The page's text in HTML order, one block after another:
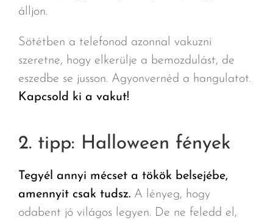
álljon.
Sötétben a telefonod azonnal vakuzni
szeretne, hogy elkerülje a bemozdulást, de
eszedbe se jusson. Agyonvernéd a hangulatot.
Kapcsold ki a vakut!
2. tipp: Halloween fények
Tegyél annyi mécset a tökök belsejébe,
amennyit csak tudsz.A lényeg, hogy
odabent jó világos legyen. De ne feledd el,